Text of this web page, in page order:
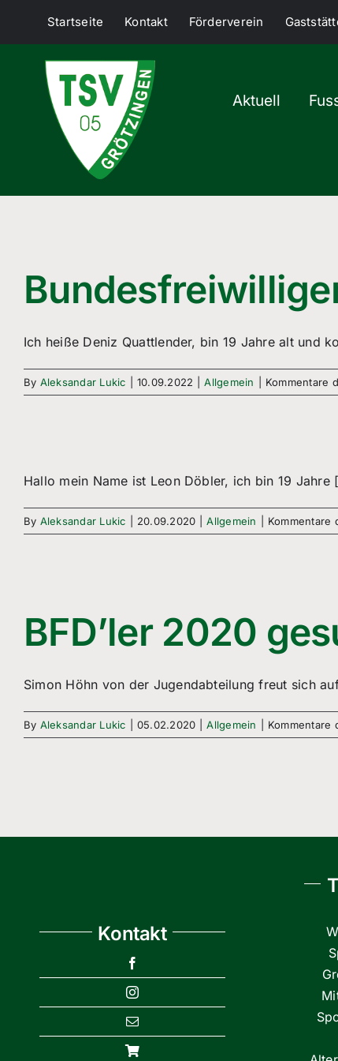
Startseite Kontakt Förderverein
Aktuell
Ich heiße Deniz Quattlender, bin 19 Jahre alt und
By Aleksandar Lukic 10.09.2022 Allgemein Kommentare
Hallo mein Name ist Leon Döbler, ich bin 19 Jahre
By Aleksandar Lukic 20.09.2020 Allgemein Kommentare
BFD’ler 2020
Simon Höhn von der Jugendabteilung freut sich
By Aleksandar Lukic 05.02.2020 Allgemein Kommentare
Kontakt